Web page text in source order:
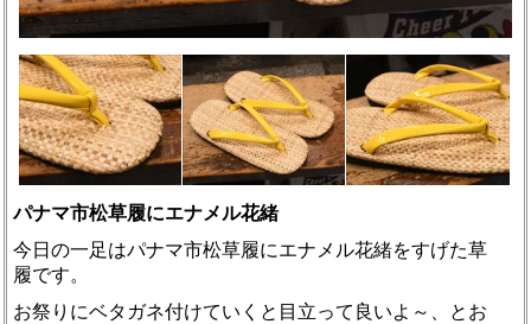
パナマ市松草履にエナメル花緒
今日の一足はパナマ市松草履にエナメル花緒をすげた草
履です。
お祭りにベタガネ付けていくと目立って良いよ～、とお